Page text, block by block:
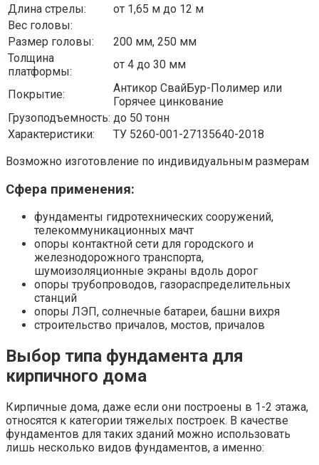
Длина стрелы:
от 1,65 м до 12 м
Вес головы:
Размер головы:
200 мм, 250 мм
Толщина
платформы:
от 4 до 30 мм
Покрытие:
Антикор СвайБур-Полимер или
Горячее цинкование
Грузоподъемность: до 50 тонн
Характеристики:
ТУ 5260-001-27135640-2018
Возможно изготовление по индивидуальным размерам
Сфера применения:
фундаменты гидротехнических сооружений,
телекоммуникационных мачт
опоры контактной сети для городского и
железнодорожного транспорта,
шумоизоляционные экраны вдоль дорог
опоры трубопроводов, газораспределительных
станций
опоры ЛЭП, солнечные батареи, башни вихря
строительство причалов, мостов, причалов
Выбор типа фундамента для
кирпичного дома
Кирпичные дома, даже если они построены в 1-2 этажа,
относятся к категории тяжелых построек. В качестве
фундаментов для таких зданий можно использовать
лишь несколько видов фундаментов, а именно: